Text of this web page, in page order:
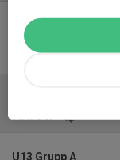
Tabell
U13 Grupp A